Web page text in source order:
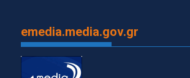
emedia.media.gov.gr